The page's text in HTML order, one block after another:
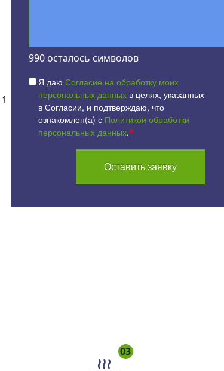
990 осталось символов
Я даю Согласие на обработку моих
персональных данных в целях, указанных
в Согласии, и подтверждаю, что
ознакомлен(а) с Политикой обработки
персональных данных.*
Оставить заявку
03